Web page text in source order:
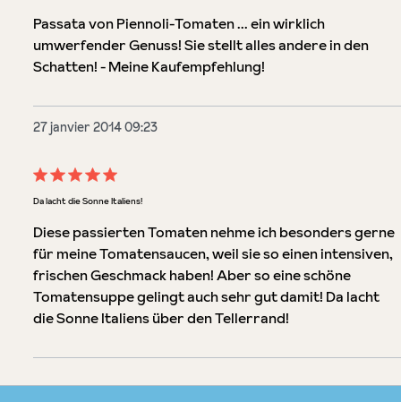
Passata von Piennoli-Tomaten ... ein wirklich
umwerfender Genuss! Sie stellt alles andere in den
Schatten! - Meine Kaufempfehlung!
27 janvier 2014 09:23
Évaluation avec une note de 5 sur 5 étoiles
Da lacht die Sonne Italiens!
Diese passierten Tomaten nehme ich besonders gerne
für meine Tomatensaucen, weil sie so einen intensiven,
frischen Geschmack haben! Aber so eine schöne
Tomatensuppe gelingt auch sehr gut damit! Da lacht
die Sonne Italiens über den Tellerrand!